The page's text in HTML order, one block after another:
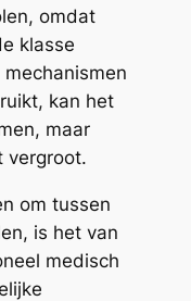
omdat
klasse
kan het
maar
vergroot.
om tussen
is het van
medisch